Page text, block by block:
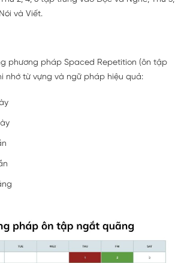
và Viết.
phương pháp Spaced Repetition (ôn tập
nhớ từ vựng và ngữ pháp hiệu quả: